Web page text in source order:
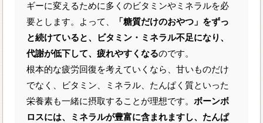
ギーに変えるために多くのビタミンやミネラルを必
要とします。よって、
「糖質だけのおやつ」をずっ
と続けていると、ビタミン・ミネラル不足になり、
代謝が低下して、疲れやすくなるのです。
根本的な疲労回復を考えていくなら、甘いものだけ
でなく、ビタミン、ミネラル、たんぱく質といった
栄養素も一緒に摂取することが理想です。ボーンボ
ロスには、ミネラルが豊富に含まれますし、たんぱ